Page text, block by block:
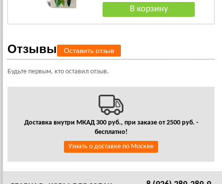
Отзывы Оставить отзыв
Будьте первым, кто оставил отзыв.
Доставка внутри МКАД 300 руб., при заказе от 2500 руб. -
бесплатно!
Узнать о доставке по Москве